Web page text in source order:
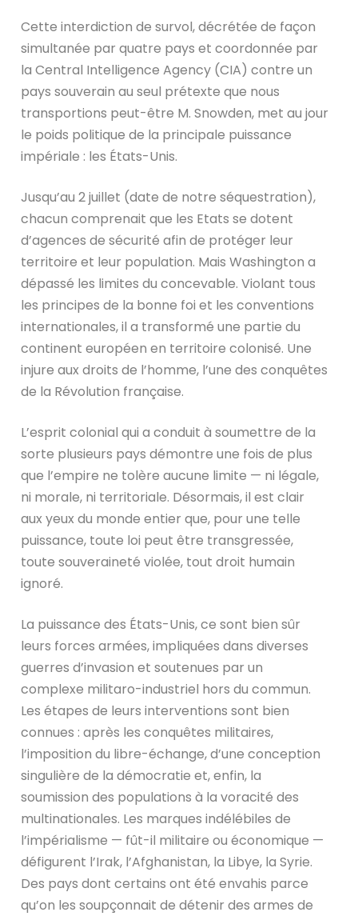
Cette interdiction de survol, décrétée de façon
simultanée par quatre pays et coordonnée par
la Central Intelligence Agency (CIA) contre un
pays souverain au seul prétexte que nous
transportions peut-être M. Snowden, met au jour
le poids politique de la principale puissance
impériale : les États-Unis.
Jusqu’au 2 juillet (date de notre séquestration),
chacun comprenait que les Etats se dotent
d’agences de sécurité afin de protéger leur
territoire et leur population. Mais Washington a
dépassé les limites du concevable. Violant tous
les principes de la bonne foi et les conventions
internationales, il a transformé une partie du
continent européen en territoire colonisé. Une
injure aux droits de l’homme, l’une des conquêtes
de la Révolution française.
L’esprit colonial qui a conduit à soumettre de la
sorte plusieurs pays démontre une fois de plus
que l’empire ne tolère aucune limite — ni légale,
ni morale, ni territoriale. Désormais, il est clair
aux yeux du monde entier que, pour une telle
puissance, toute loi peut être transgressée,
toute souveraineté violée, tout droit humain
ignoré.
La puissance des États-Unis, ce sont bien sûr
leurs forces armées, impliquées dans diverses
guerres d’invasion et soutenues par un
complexe militaro-industriel hors du commun.
Les étapes de leurs interventions sont bien
connues : après les conquêtes militaires,
l’imposition du libre-échange, d’une conception
singulière de la démocratie et, enfin, la
soumission des populations à la voracité des
multinationales. Les marques indélébiles de
l’impérialisme — fût-il militaire ou économique —
défigurent l’Irak, l’Afghanistan, la Libye, la Syrie.
Des pays dont certains ont été envahis parce
qu’on les soupçonnait de détenir des armes de